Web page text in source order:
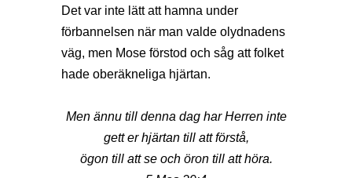
Det var inte lätt att hamna under
förbannelsen när man valde olydnadens
väg, men Mose förstod och såg att folket
hade oberäkneliga hjärtan.
Men ännu till denna dag har Herren inte
gett er hjärtan till att förstå,
ögon till att se och öron till att höra.